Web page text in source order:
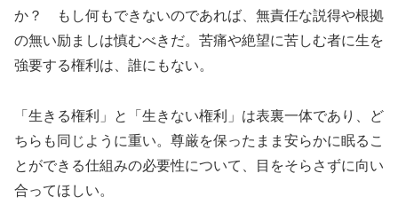
か？ もし何もできないのであれば、無責任な説得や根拠
の無い励ましは慎むべきだ。苦痛や絶望に苦しむ者に生を
強要する権利は、誰にもない。
「生きる権利」と「生きない権利」は表裏一体であり、ど
ちらも同じように重い。尊厳を保ったまま安らかに眠るこ
とができる仕組みの必要性について、目をそらさずに向い
合ってほしい。